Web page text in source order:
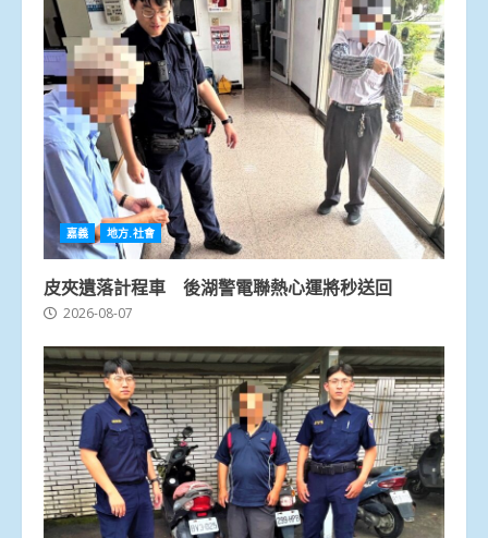
嘉義 地方.社會
皮夾遺落計程車 後湖警電聯熱心運將秒送回
2026-08-07